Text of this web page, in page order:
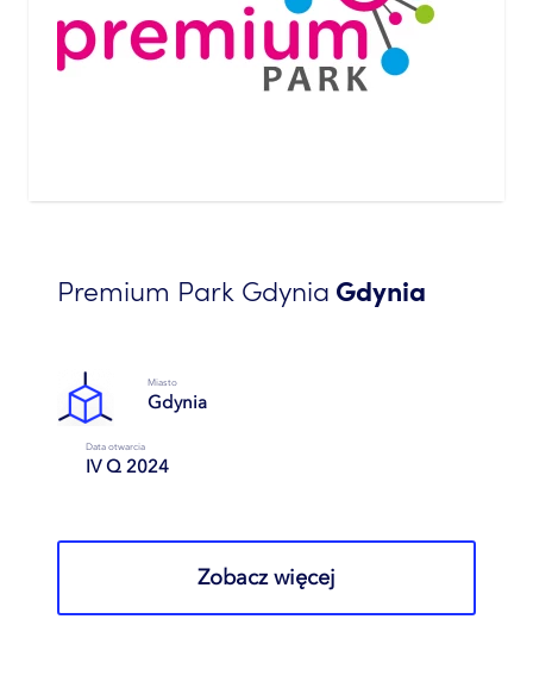
Premium Park Gdynia Gdynia
Miasto
Gdynia
Data otwarcia
IV Q 2024
Zobacz więcej